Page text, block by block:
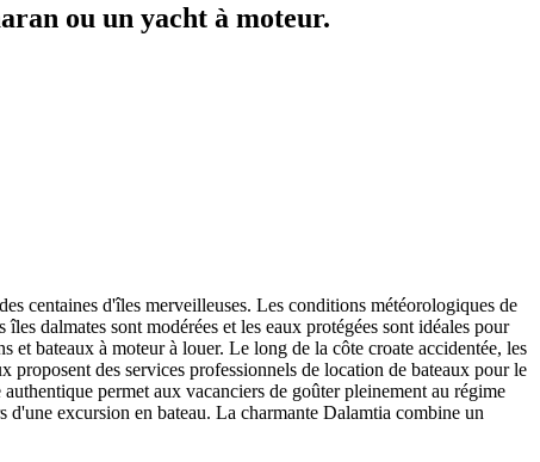
ou un yacht à moteur.
centaines d'îles merveilleuses. Les conditions météorologiques de
dalmates sont modérées et les eaux protégées sont idéales pour
et bateaux à moteur à louer. Le long de la côte croate accidentée, les
proposent des services professionnels de location de bateaux pour le
permet aux vacanciers de goûter pleinement au régime
excursion en bateau. La charmante Dalamtia combine un